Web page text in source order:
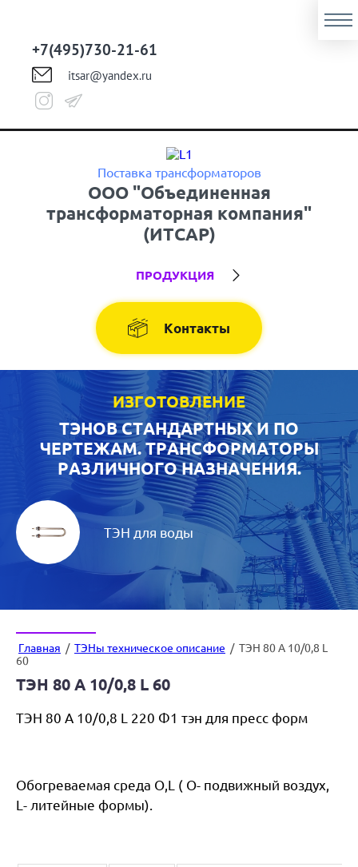
+7(495)730-21-61
itsar@yandex.ru
Поставка трансформаторов
ООО "Объединенная
трансформаторная компания"
(ИТСАР)
ПРОДУКЦИЯ
Контакты
ИЗГОТОВЛЕНИЕ
ТЭНОВ СТАНДАРТНЫХ И ПО
ЧЕРТЕЖАМ. ТРАНСФОРМАТОРЫ
РАЗЛИЧНОГО НАЗНАЧЕНИЯ.
ТЭН для воды
Главная / ТЭНы техническое описание / ТЭН 80 А 10/0,8 L
60
ТЭН 80 А 10/0,8 L 60
ТЭН 80 А 10/0,8 L 220 Ф1 тэн для пресс форм
Обогреваемая среда O,L ( O- подвижный воздух,
L- литейные формы).